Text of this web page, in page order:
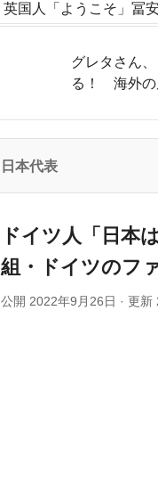
英国人「ようこそ」冨安健洋、
韓国人「大谷、25号・26
海外「プレミア復帰！
韓国人「韓国版モヤさ
グレタさん
る！ 海外の
日本代表
ドイツ人「日本
組・ドイツのフ
公開 2022年9月26日 · 更新